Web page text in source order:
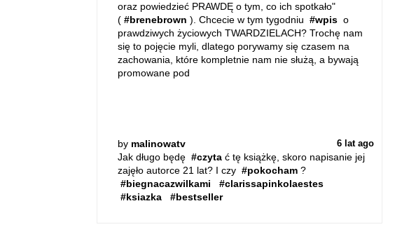
oraz powiedzieć PRAWDĘ o tym, co ich spotkało"
( #brenebrown ). Chcecie w tym tygodniu #wpis o
prawdziwych życiowych TWARDZIELACH? Trochę nam
się to pojęcie myli, dlatego porywamy się czasem na
zachowania, które kompletnie nam nie służą, a bywają
promowane pod
by malinowatv 6 lat ago
Jak długo będę #czyta ć tę książkę, skoro napisanie jej
zajęło autorce 21 lat? I czy #pokocham ?
#biegnacazwilkami
#clarissapinkolaestes
#ksiazka
#bestseller